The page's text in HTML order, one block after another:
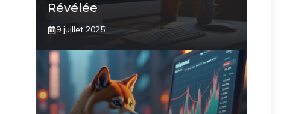
Révélée
9 juillet 2025